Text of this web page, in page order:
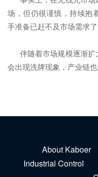
场，但仍很谨慎，持续抱
手准备已赶不及市场需求了
伴随着市场规模逐渐扩
会出现洗牌现象，产业链
About Kaboer
Industrial Control